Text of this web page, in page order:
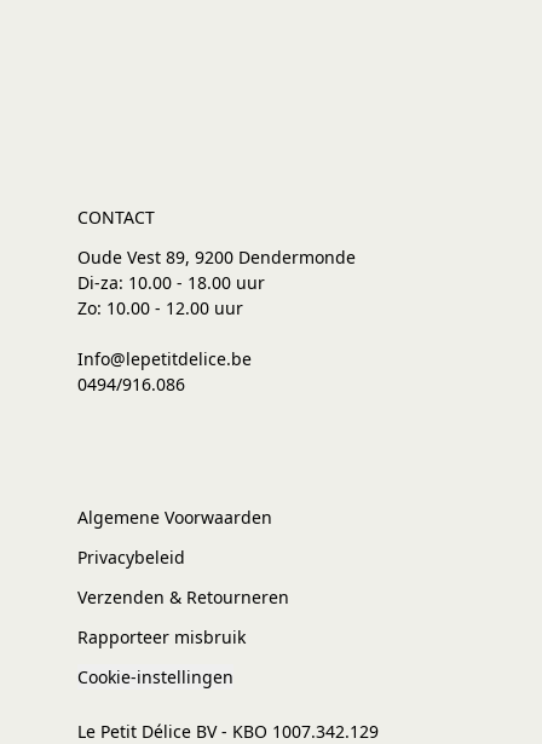
CONTACT
Oude Vest 89, 9200 Dendermonde
Di-za: 10.00 - 18.00 uur
Zo: 10.00 - 12.00 uur
Info@lepetitdelice.be
0494/916.086
Algemene Voorwaarden
Privacybeleid
Verzenden & Retourneren
Rapporteer misbruik
Cookie-instellingen
Le Petit Délice BV - KBO 1007.342.129